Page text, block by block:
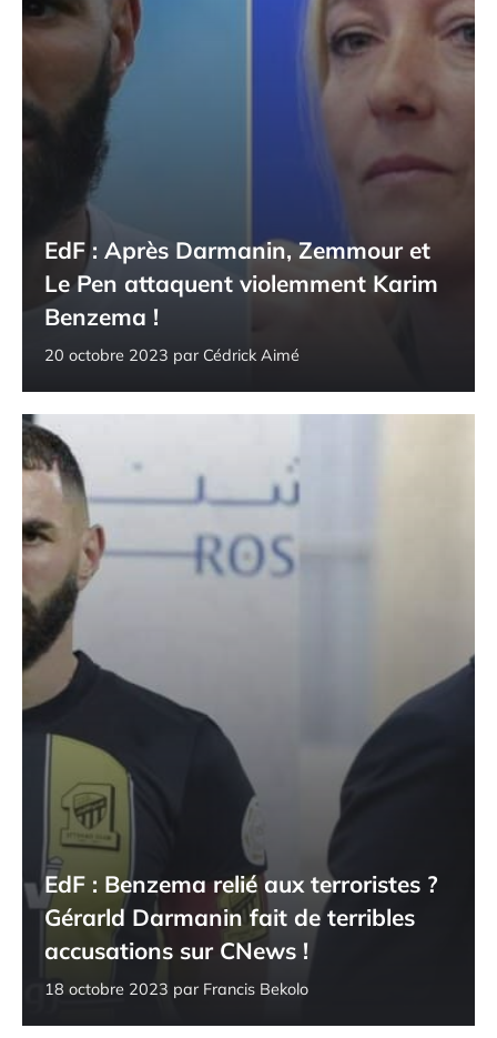
EdF : Après Darmanin, Zemmour et
Le Pen attaquent violemment Karim
Benzema !
20 octobre 2023 par Cédrick Aimé
EdF : Benzema relié aux terroristes ?
Gérarld Darmanin fait de terribles
accusations sur CNews !
18 octobre 2023 par Francis Bekolo